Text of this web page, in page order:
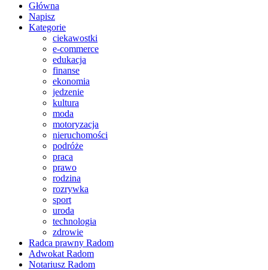
Główna
Napisz
Kategorie
ciekawostki
e-commerce
edukacja
finanse
ekonomia
jedzenie
kultura
moda
motoryzacja
nieruchomości
podróże
praca
prawo
rodzina
rozrywka
sport
uroda
technologia
zdrowie
Radca prawny Radom
Adwokat Radom
Notariusz Radom